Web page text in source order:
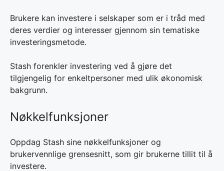
Brukere kan investere i selskaper som er i tråd med
deres verdier og interesser gjennom sin tematiske
investeringsmetode.
Stash forenkler investering ved å gjøre det
tilgjengelig for enkeltpersoner med ulik økonomisk
bakgrunn.
Nøkkelfunksjoner
Oppdag Stash sine nøkkelfunksjoner og
brukervennlige grensesnitt, som gir brukerne tillit til å
investere.